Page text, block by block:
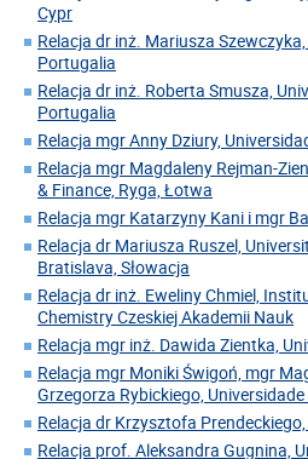
Cypr
Relacja dr inż. Mariusza
Portugalia
Relacja dr inż. Roberta Smusza,
Portugalia
Relacja mgr Anny Dziury,
Relacja mgr Magdaleny Rejman-
& Finance, Ryga, Łotwa
Relacja mgr Katarzyny Kani i mgr
Relacja dr Mariusza Ruszel,
Bratislava, Słowacja
Relacja dr inż. Eweliny Chmiel,
Chemistry Czeskiej Akademii Nauk
Relacja mgr inż. Dawida Zientka,
Relacja mgr Moniki Świgoń, mgr
Grzegorza Rybickiego,
Relacja dr Krzysztofa
Relacja prof. Aleksandra Gugnina,